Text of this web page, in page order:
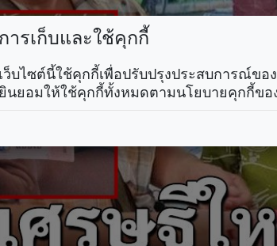
การเก็บและใช้คุกกี้
เว็บไซต์นี้ใช้คุกกี้เพื่อปรับปรุงประสบการณ์ขอ
ยินยอมให้ใช้คุกกี้ทั้งหมดตามนโยบายคุกกี้ขอ